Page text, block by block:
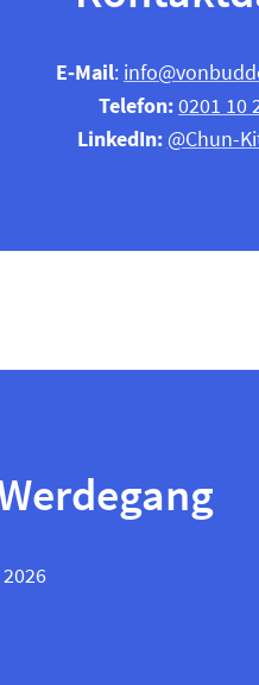
E‑Mail:
Telefon:0201 10
LinkedIn: @Chun-